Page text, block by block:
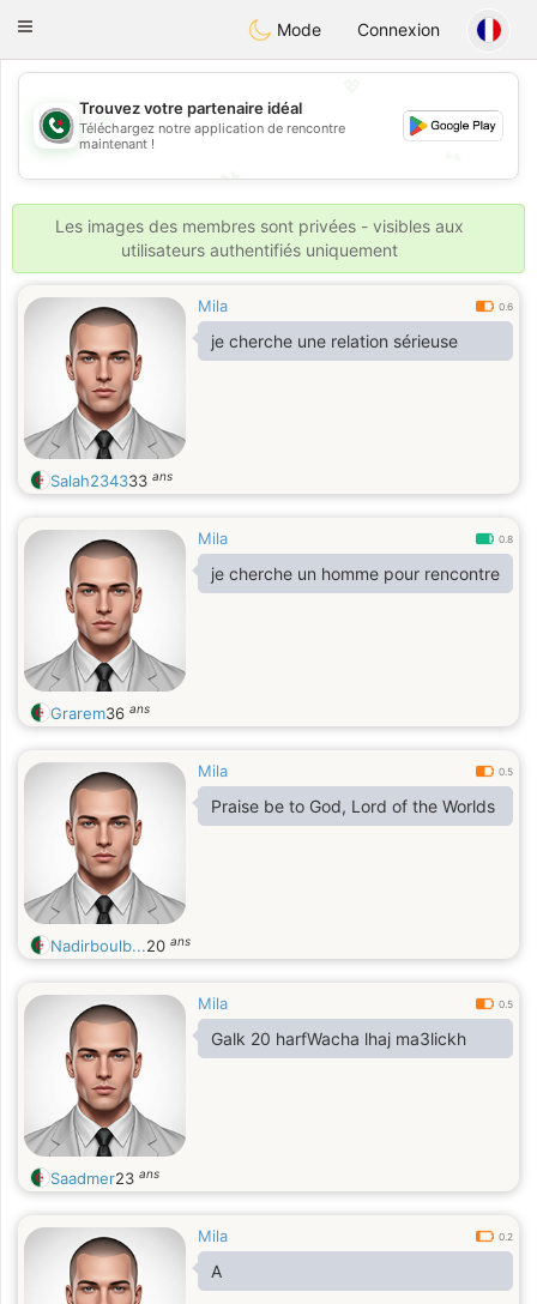
Weshrak
Toggle
Mode Connexion
💖
💕
💕
Trouvez votre partenaire idéal
Téléchargez notre application de rencontre
maintenant !
Les images des membres sont privées - visibles aux
utilisateurs authentifiés uniquement
Mila 0.6
je cherche une relation sérieuse
Salah234333 ans
Mila 0.8
je cherche un homme pour rencontre
Grarem36 ans
Mila 0.5
Praise be to God, Lord of the Worlds
Nadirboulb...20 ans
Mila 0.5
Galk 20 harfWacha lhaj ma3lickh
Saadmer23 ans
Mila 0.2
A